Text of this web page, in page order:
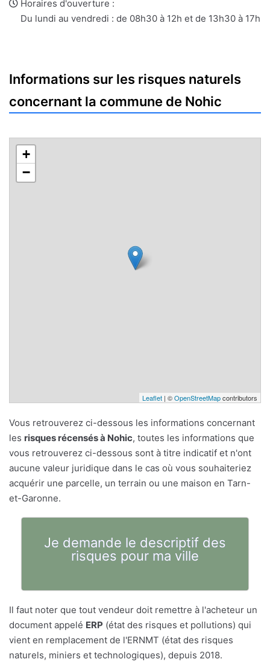
e-
mail
Horaires d'ouverture :
Du lundi au vendredi : de 08h30 à 12h et de 13h30 à 17h
Informations sur les risques naturels
concernant la commune de Nohic
+
−
Leaflet | ©OpenStreetMapcontributors
Vous retrouverez ci-dessous les informations concernant
les risques récensés à Nohic, toutes les informations que
vous retrouverez ci-dessous sont à titre indicatif et n'ont
aucune valeur juridique dans le cas où vous souhaiteriez
acquérir une parcelle, un terrain ou une maison en Tarn-
et-Garonne.
Je demande le descriptif des
risques pour ma ville
Il faut noter que tout vendeur doit remettre à l'acheteur un
document appelé ERP (état des risques et pollutions) qui
vient en remplacement de l'ERNMT (état des risques
naturels, miniers et technologiques), depuis 2018.